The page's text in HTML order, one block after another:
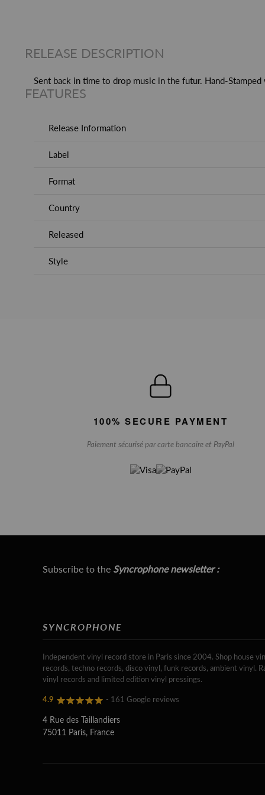
RELEASE DESCRIPTION
Sent back in time to drop music in the futur. Hand-
FEATURES
Release Information
Label
Format
Country
Released
Style
100% SECURE PAYMENT
Paiement sécurisé par carte bancaire et PayPal
Subscribe to the Syncrophone newsletter :
SYNCROPHONE
Independent vinyl record store in Paris since 2004. Shop house
records, techno records, disco vinyl, funk records, ambient vinyl.
vinyl records and limited edition vinyl pressings.
4.9 - 161 Google reviews
4 Rue des Taillandiers
75011 Paris, France